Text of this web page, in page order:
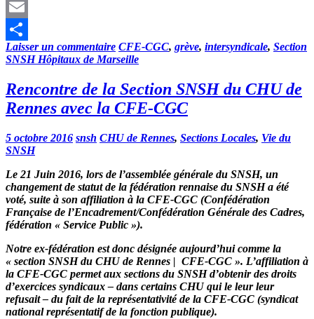
LinkedIn
Email
Partager
Laisser un commentaire CFE-CGC, grève, intersyndicale, Section
SNSH Hôpitaux de Marseille
Rencontre de la Section SNSH du CHU de
Rennes avec la CFE-CGC
5 octobre 2016 snsh CHU de Rennes, Sections Locales, Vie du
SNSH
Le 21 Juin 2016, lors de l’assemblée générale du SNSH, un
changement de statut de la fédération rennaise du SNSH a été
voté, suite à son affiliation à la CFE-CGC (Confédération
Française de l’Encadrement/Confédération Générale des Cadres,
fédération « Service Public »).
Notre ex-fédération est donc désignée aujourd’hui comme la
« section SNSH du CHU de Rennes | CFE-CGC ». L’affiliation à
la CFE-CGC permet aux sections du SNSH d’obtenir des droits
d’exercices syndicaux – dans certains CHU qui le leur leur
refusait – du fait de la représentativité de la CFE-CGC (syndicat
national représentatif de la fonction publique).